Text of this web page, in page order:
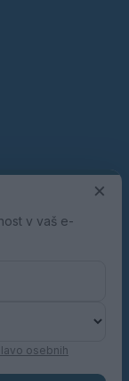
×
v vaš e-
osebnih